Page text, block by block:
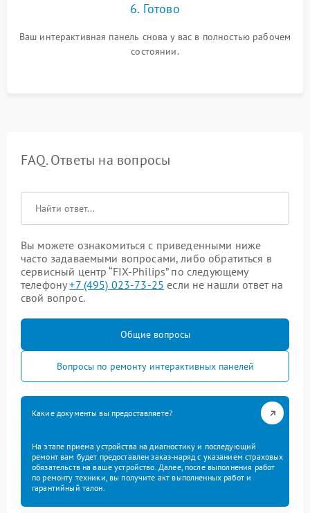
6. Готово
Ваш интерактивная панель снова у вас в полностью рабочем
состоянии.
FAQ. Ответы на вопросы
Вы можете ознакомиться с приведенными ниже
часто задаваемыми вопросами, либо обратиться в
сервисный центр “FIX-Philips” по следующему
телефону+7 (495) 023-73-25 если не нашли ответ на
свой вопрос.
Общие вопросы
Вопросы по ремонту интерактивных панелей
Какие документы вы предоставляете?
На этапе приема устройства на диагностику и последующий
ремонт вам будет предоставлен заказ-наряд с указанием страховых
обязательств на ваше устройство. Далее, после выполнения работ
по ремонту техники, вы получите акт выполненных работ и
гарантийный талон.